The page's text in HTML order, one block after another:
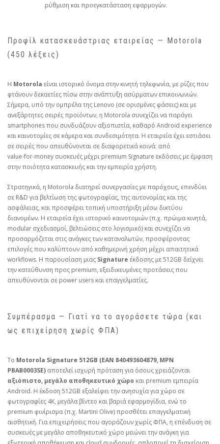
ρύθμιση και προεγκατάσταση εφαρμογών.
Προφίλ κατασκευάστριας εταιρείας — Motorola
(450 λέξεις)
Η Motorola είναι ιστορικό όνομα στην κινητή τηλεφωνία, με ρίζες που
φτάνουν δεκαετίες πίσω στην ανάπτυξη ασύρματων επικοινωνιών.
Σήμερα, υπό την ομπρέλα της Lenovo (σε ορισμένες φάσεις) και με
ανεξάρτητες σειρές προϊόντων, η Motorola συνεχίζει να παράγει
smartphones που συνδυάζουν αξιοπιστία, καθαρό Android experience
και καινοτομίες σε κάμερα και συνδεσιμότητα. Η εταιρεία έχει εστιάσει
σε σειρές που απευθύνονται σε διαφορετικά κοινά: από
value‑for‑money συσκευές μέχρι premium Signature εκδόσεις με έμφαση
στην ποιότητα κατασκευής και την εμπειρία χρήστη.
Στρατηγικά, η Motorola διατηρεί συνεργασίες με παρόχους, επενδύει
σε R&D για βελτίωση της φωτογραφίας, της αυτονομίας και της
ασφάλειας, και προσφέρει τοπική υποστήριξη μέσω δικτύου
διανομέων. Η εταιρεία έχει ιστορικό καινοτομιών (π.χ. πρώιμα κινητά,
modular σχεδιασμοί, βελτιώσεις στο λογισμικό) και συνεχίζει να
προσαρμόζεται στις ανάγκες των καταναλωτών, προσφέροντας
επιλογές που καλύπτουν από καθημερινή χρήση μέχρι απαιτητικά
workflows. Η παρουσίαση μιας Signature έκδοσης με 512GB δείχνει
την κατεύθυνση προς premium, εξειδικευμένες προτάσεις που
απευθύνονται σε power users και επαγγελματίες.
Συμπέρασμα — Γιατί να το αγοράσετε τώρα (και
ως επιχείρηση χωρίς ΦΠΑ)
Το Motorola Signature 512GB (EAN 840493604879, MPN
PBAB0003SE) αποτελεί ισχυρή πρόταση για όσους χρειάζονται
αξιόπιστο, μεγάλο αποθηκευτικό χώρο και premium εμπειρία
Android. Η έκδοση 512GB εξαλείφει την ανησυχία για χώρο σε
φωτογραφίες 4K, μεγάλα βίντεο και βαριά εφαρμογίδια, ενώ το
premium φινίρισμα (π.χ. Martini Olive) προσθέτει επαγγελματική
αισθητική. Για επιχειρήσεις που αγοράζουν χωρίς ΦΠΑ, η επένδυση σε
συσκευές με μεγάλο αποθηκευτικό χώρο μειώνει την ανάγκη για